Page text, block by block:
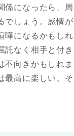
係になったら、周
でしょう。感情が
嘩になるかもしれ
託なく相手と付き
不向きかもしれま
最高に楽しい、そ